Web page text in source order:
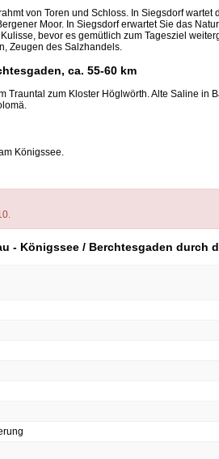
von Toren und Schloss. In Siegsdorf wartet
Moor. In Siegsdorf erwartet Sie das
bevor es gemütlich zum Tagesziel
Zeugen des Salzhandels.
ca. 55-60 km
Trauntal zum Kloster Höglwörth. Alte Saline in
Königssee.
- Königssee / Berchtesgaden durch